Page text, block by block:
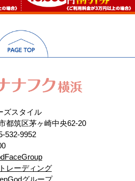
ズスタイル
都筑区茅ヶ崎中央62-20
532-9952
レーディング